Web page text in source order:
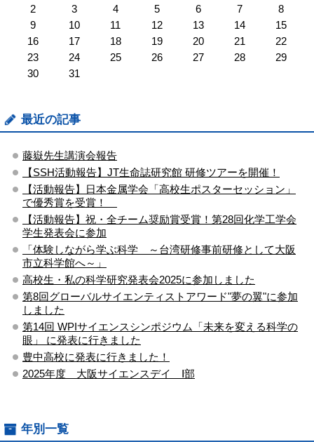
2
3 4 5 6 7
8
9
10 11 12 13 14
15
16
17 18 19 20 21
22
23
24 25 26 27 28
29
30
31
最近の記事
藤嶽先生講演会報告
【SSH活動報告】JT生命誌研究館 研修ツアーを開催！
【活動報告】日本金属学会「高校生ポスターセッション」
で優秀賞を受賞！
【活動報告】祝・全チーム奨励賞受賞！第28回化学工学会
学生発表会に参加
「体験しながら学ぶ科学 ～台湾研修事前研修として大阪
市立科学館へ～」
高校生・私の科学研究発表会2025に参加しました
第8回グローバルサイエンティストアワード"夢の翼"に参加
しました
第14回 WPIサイエンスシンポジウム「未来を変える科学の
眼」 に発表に行きました
豊中高校に発表に行きました！
2025年度 大阪サイエンスデイ Ⅰ部
年別一覧